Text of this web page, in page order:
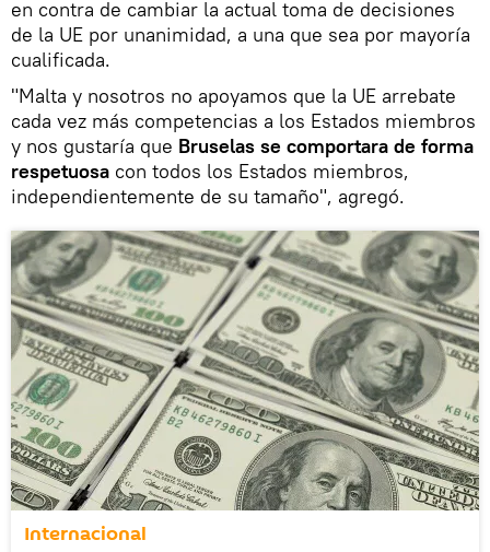
en contra de cambiar la actual toma de decisiones
de la UE por unanimidad, a una que sea por mayoría
cualificada.
"Malta y nosotros no apoyamos que la UE arrebate
cada vez más competencias a los Estados miembros
y nos gustaría que Bruselas se comportara de forma
respetuosa con todos los Estados miembros,
independientemente de su tamaño", agregó.
Internacional